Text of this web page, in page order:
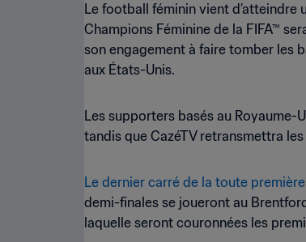
Le football féminin vient d’atteindre
Champions Féminine de la FIFA™
son engagement à faire tomber les
aux États-Unis.
Les supporters basés au Royaume-
tandis que CazéTV retransmettra
Le dernier carré de la toute
demi-finales se joueront au
laquelle seront couronnées les